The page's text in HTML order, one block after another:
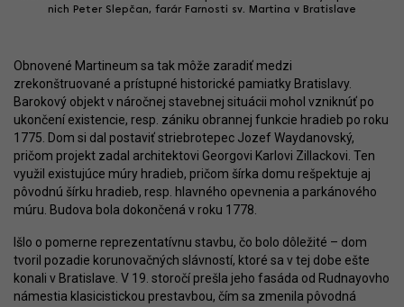
nich Peter Slepčan, farár Farnosti sv. Martina v Bratislave
Obnovené Martineum sa tak môže zaradiť medzi
zrekonštruované a prístupné historické pamiatky Bratislavy.
Barokový objekt v náročnej stavebnej situácii mohol vzniknúť po
ukončení existencie, resp. zániku obrannej funkcie hradieb po roku
1775. Dom si dal postaviť striebrotepec Jozef Waydanovský,
pričom projekt zadal architektovi Georgovi Karlovi Zillackovi. Ten
využil existujúce múry hradieb, pričom šírka domu rešpektuje aj
pôvodnú šírku hradieb, resp. hlavného opevnenia a parkánového
múru. Budova bola dokončená v roku 1778.
Išlo o pomerne reprezentatívnu stavbu, čo bolo dôležité – dom
tvoril pozadie korunovačných slávností, ktoré sa v tej dobe ešte
konali v Bratislave. V 19. storočí prešla jeho fasáda od Rudnayovho
námestia klasicistickou prestavbou, čím sa zmenila pôvodná